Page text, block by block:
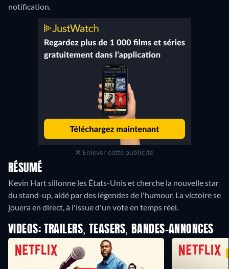
notification.
Enlever cette publicité
RÉSUMÉ
Kevin Hart sillonne les États-Unis et cherche la nouvelle star
du stand-up, aidé par des légendes de l'humour. La victoire se
jouera en direct, à l'issue d'un vote en temps réel.
VIDEOS: TRAILERS, TEASERS, BANDES-ANNONCES